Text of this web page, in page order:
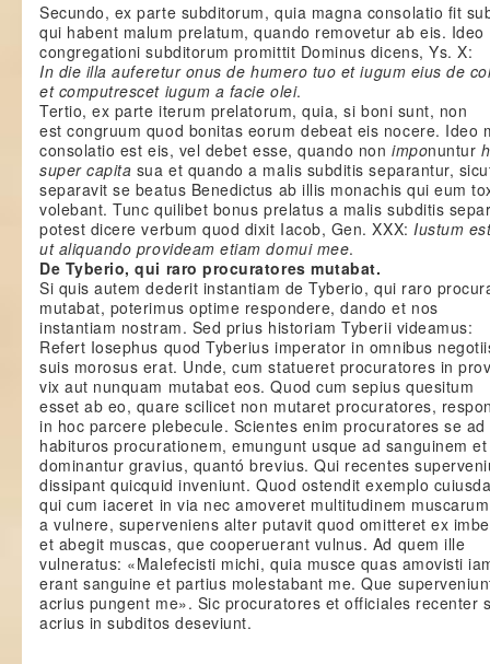
Secundo, ex parte subditorum, quia magna consolatio fit
qui habent malum prelatum, quando removetur ab eis. Ideo
congregationi subditorum promittit Dominus dicens, Ys. X:
In die illa auferetur onus de humero tuo et iugum eius de
et computrescet iugum a facie olei.
Tertio, ex parte iterum prelatorum, quia, si boni sunt, non
est congruum quod bonitas eorum debeat eis nocere. Ideo
consolatio est eis, vel debet esse, quando nonimponuntur
super capita sua et quando a malis subditis separantur,
separavit se beatus Benedictus ab illis monachis qui eum
volebant. Tunc quilibet bonus prelatus a malis subditis
potest dicere verbum quod dixit Iacob, Gen. XXX:Iustum
ut aliquando provideam etiam domui mee.
De Tyberio, qui raro procuratores mutabat.
Si quis autem dederit instantiam de Tyberio, qui raro
mutabat, poterimus optime respondere, dando et nos
instantiam nostram. Sed prius historiam Tyberii videamus:
Refert Iosephus quod Tyberius imperator in omnibus
suis morosus erat. Unde, cum statueret procuratores in
vix aut nunquam mutabat eos. Quod cum sepius quesitum
esset ab eo, quare scilicet non mutaret procuratores,
in hoc parcere plebecule. Scientes enim procuratores se ad
habituros procurationem, emungunt usque ad sanguinem
dominantur gravius, quantó brevius. Qui recentes
dissipant quicquid inveniunt. Quod ostendit exemplo
qui cum iaceret in via nec amoveret multitudinem muscarum
a vulnere, superveniens alter putavit quod omitteret ex
et abegit muscas, que cooperuerant vulnus. Ad quem ille
vulneratus: «Malefecisti michi, quia musce quas amovisti
erant sanguine et partius molestabant me. Que
acrius pungent me». Sic procuratores et officiales recenter
acrius in subditos deseviunt.